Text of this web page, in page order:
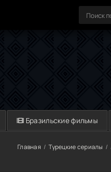
Бразильские фильмы
Главная Турецкие сериалы